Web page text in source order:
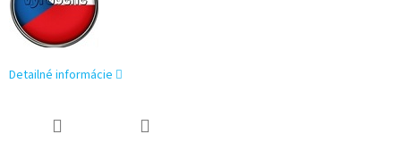
Detailné informácie